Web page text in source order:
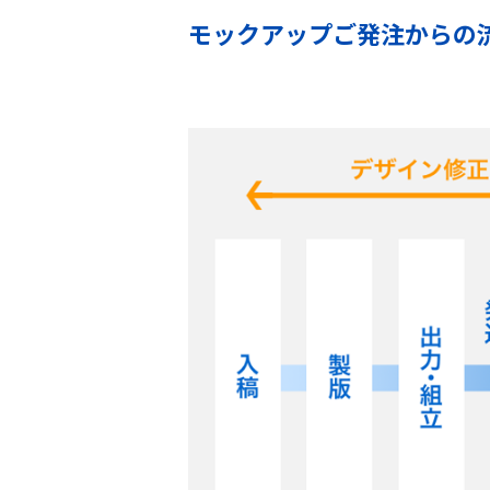
モックアップご発注からの